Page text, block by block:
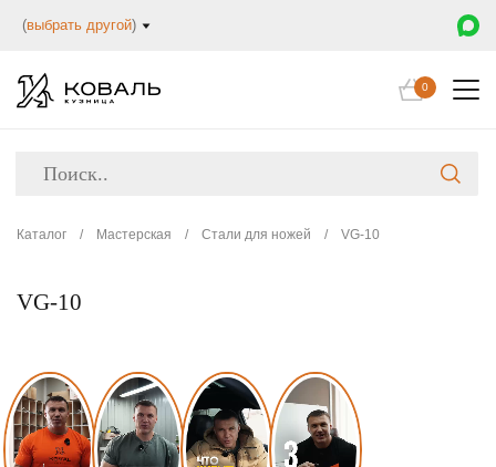
(выбрать другой)
0
Каталог / Мастерская / Стали для ножей / VG-10
VG-10